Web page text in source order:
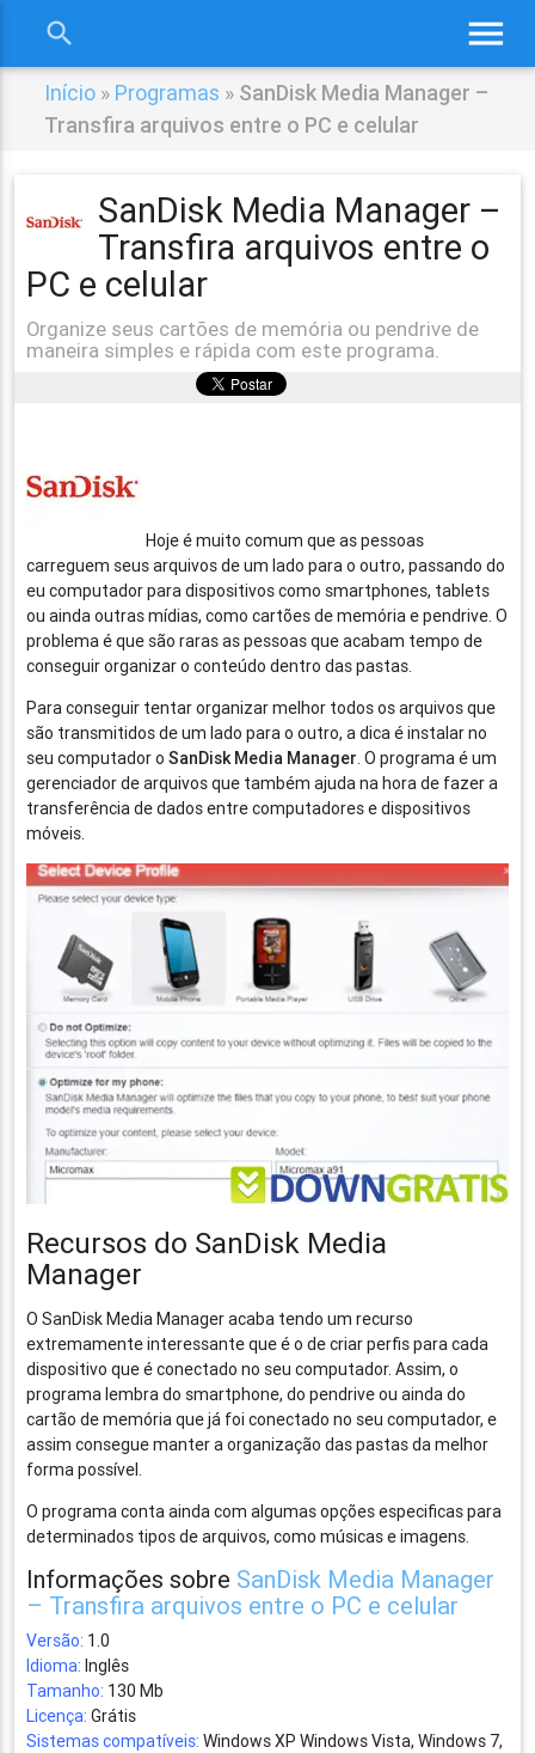
menu
search
Início » Programas » SanDisk Media Manager –
Transfira arquivos entre o PC e celular
SanDisk Media Manager –
Transfira arquivos entre o
PC e celular
Organize seus cartões de memória ou pendrive de
maneira simples e rápida com este programa.
Hoje é muito comum que as pessoas
carreguem seus arquivos de um lado para o outro, passando do
eu computador para dispositivos como smartphones, tablets
ou ainda outras mídias, como cartões de memória e pendrive. O
problema é que são raras as pessoas que acabam tempo de
conseguir organizar o conteúdo dentro das pastas.
Para conseguir tentar organizar melhor todos os arquivos que
são transmitidos de um lado para o outro, a dica é instalar no
seu computador oSanDisk Media Manager. O programa é um
gerenciador de arquivos que também ajuda na hora de fazer a
transferência de dados entre computadores e dispositivos
móveis.
Recursos do SanDisk Media
Manager
O SanDisk Media Manager acaba tendo um recurso
extremamente interessante que é o de criar perfis para cada
dispositivo que é conectado no seu computador. Assim, o
programa lembra do smartphone, do pendrive ou ainda do
cartão de memória que já foi conectado no seu computador, e
assim consegue manter a organização das pastas da melhor
forma possível.
O programa conta ainda com algumas opções especificas para
determinados tipos de arquivos, como músicas e imagens.
Informações sobre SanDisk Media Manager
– Transfira arquivos entre o PC e celular
Versão: 1.0
Idioma: Inglês
Tamanho: 130 Mb
Licença: Grátis
Sistemas compatíveis: Windows XP Windows Vista, Windows 7,